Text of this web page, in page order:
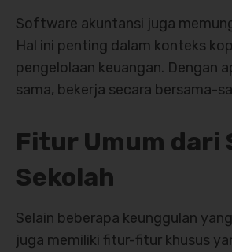
Software akuntansi juga
Hal ini penting dalam konteks
pengelolaan keuangan. Dengan
sama, bekerja secara bersama-
Fitur Umum dari
Sekolah
Selain beberapa keunggulan yang
juga memiliki fitur-fitur khusus